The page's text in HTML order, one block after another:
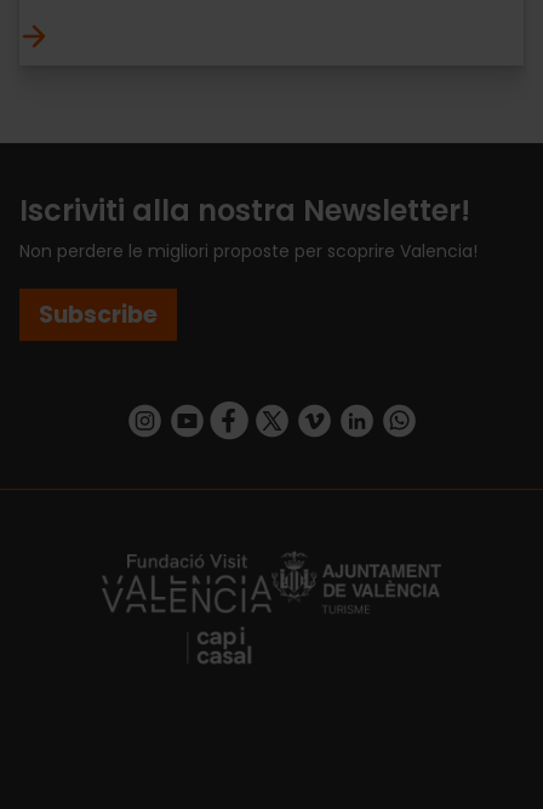
Iscriviti alla nostra Newsletter!
Non perdere le migliori proposte per scoprire Valencia!
Subscribe
https://www.instagram.com/visit_valencia/
https://www.youtube.com/user/
https://www.facebook.com/
https://twitter.com/VisitaValencia
https://vimeo.com/
https://www.linkedin.com/company/turismo-valencia/https://api.whatsapp.com/send/
https://fundacion.visitvalencia.com/